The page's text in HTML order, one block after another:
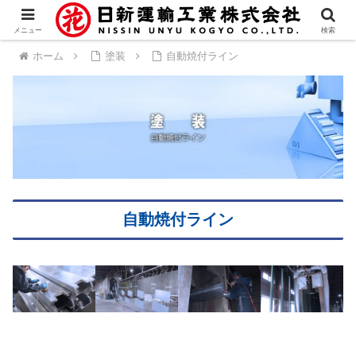
ホーム 塗装 自動焼付ライン
自動焼付ライン
メニュー 検索